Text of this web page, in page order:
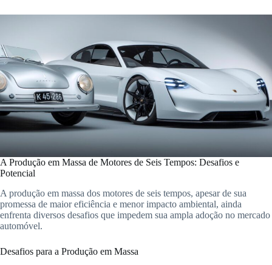
A Produção em Massa de Motores de Seis Tempos: Desafios e
Potencial
A produção em massa dos motores de seis tempos, apesar de sua
promessa de maior eficiência e menor impacto ambiental, ainda
enfrenta diversos desafios que impedem sua ampla adoção no mercado
automóvel.
Desafios para a Produção em Massa